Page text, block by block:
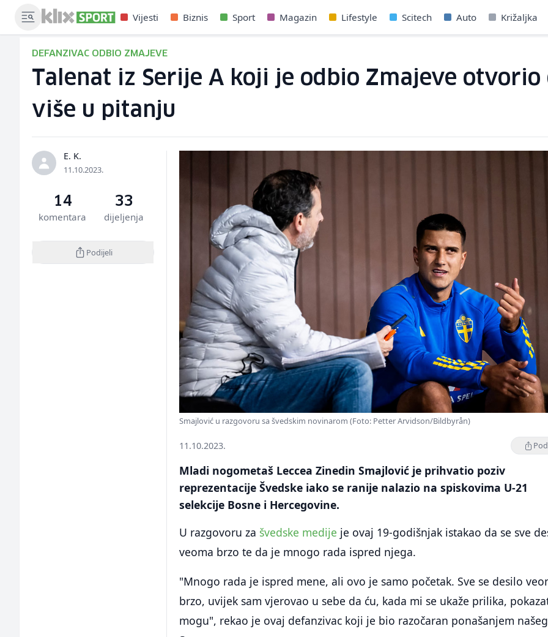
Vijesti Biznis Sport Magazin Lifestyle Scitech Auto Križaljka
DEFANZIVAC ODBIO ZMAJEVE
Talenat iz Serije A koji je odbio Zmajeve otvorio
više u pitanju
E. K.
11.10.2023.
14
komentara
33
dijeljenja
Podijeli
Smajlović u razgovoru sa švedskim novinarom (Foto: Petter Arvidson/Bildbyrån)
11.10.2023.
Mladi nogometaš Leccea Zinedin Smajlović je prihvatio poziv
reprezentacije Švedske iako se ranije nalazio na spiskovima U-21
selekcije Bosne i Hercegovine.
U razgovoru za švedske medije je ovaj 19-godišnjak istakao da se sve
veoma brzo te da je mnogo rada ispred njega.
"Mnogo rada je ispred mene, ali ovo je samo početak. Sve se desilo
brzo, uvijek sam vjerovao u sebe da ću, kada mi se ukaže prilika,
mogu", rekao je ovaj defanzivac koji je bio razočaran ponašanjem našeg